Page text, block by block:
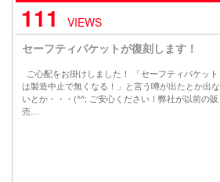
111
VIEWS
セーフティバケットが復刻します！
ご心配をお掛けしました！ 「セーフティバケット
は製造中止で無くなる！」と言う噂が出たとか出な
いとか・・・(^^; ご安心ください！弊社が以前の販
売…